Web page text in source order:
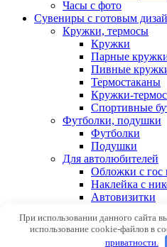
Часы с фото
Сувениры с готовым
Кружки, термосы
Кружки
Парные
Пивные
Термостаканы
Кружки-
Спортивные
Футболки, подушки
Футболки
Подушки
Для автолюбителей
Обложки с гос
Наклейка с
Автовизитки
Авторизоваться
При использовании данного сайта
использование cookie-файлов в
приватности.